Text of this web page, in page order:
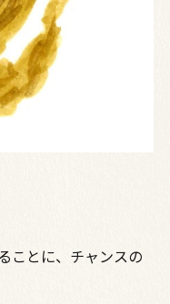
ことに、チャンスの